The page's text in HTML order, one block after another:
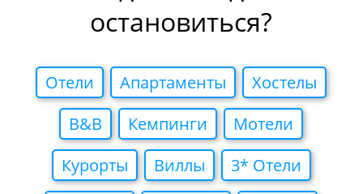
остановиться?
Отели Апартаменты
Хостелы
B&B
Кемпинги
Мотели
Курорты
Виллы
3* Отели